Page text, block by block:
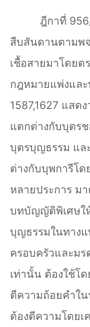
ฎีกาที่
สืบสันดานตามพ
เชื้อสายมาโดยต
กฎหมายแพ่งแล
1587,1627 แสด
แตกต่างกับบุตร
บุตรบุญธรรม แล
ต่างกับบุพการีโ
หลายประการ มา
บทบัญญัติพิเศษใ
บุญธรรมในทาง
ครอบครัวและม
เท่านั้น ต้องใช้โด
ตีความถ้อยคำใ
ต้องตีความโดยเ